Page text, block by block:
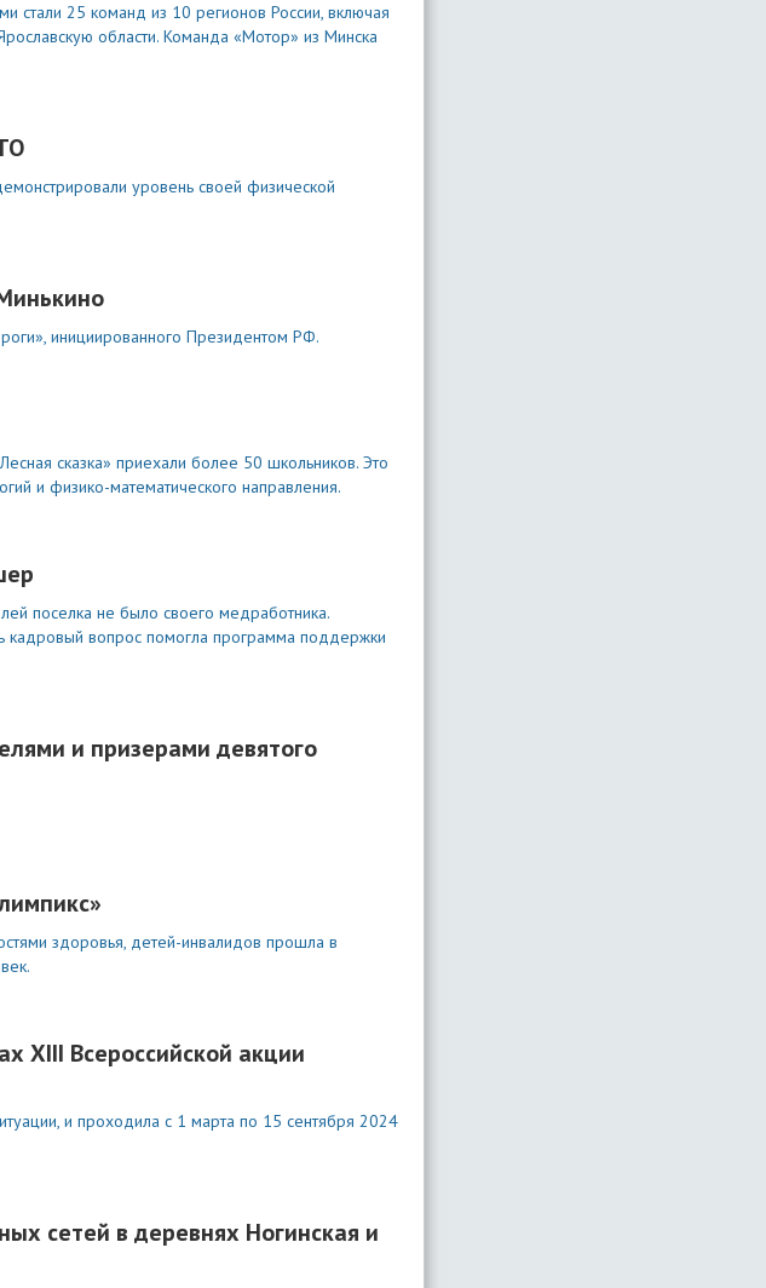
стали 25 команд из 10 регионов России, включая
области. Команда «Мотор» из Минска
уровень своей физической
инициированного Президентом РФ.
сказка» приехали более 50 школьников. Это
и физико-математического направления.
поселка не было своего медработника.
кадровый вопрос помогла программа поддержки
и призерами девятого
здоровья, детей-инвалидов прошла в
ХIII Всероссийской акции
и проходила с 1 марта по 15 сентября 2024
сетей в деревнях Ногинская и